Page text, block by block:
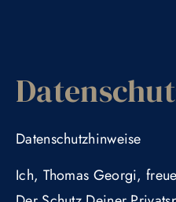
Datenschutzhinweise
Ich, Thomas Georgi,